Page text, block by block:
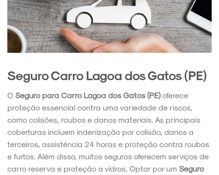
Seguro Carro Lagoa dos Gatos (PE)
O Seguro para Carro Lagoa dos Gatos (PE)oferece
proteção essencial contra uma variedade de riscos,
como colisões, roubos e danos materiais. As principais
coberturas incluem indenização por colisão, danos a
terceiros, assistência 24 horas e proteção contra roubos
e furtos. Além disso, muitos seguros oferecem serviços de
carro reserva e proteção a vidros. Optar por um Seguro